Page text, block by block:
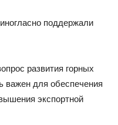
поддержали
развития горных
важен для обеспечения
экспортной